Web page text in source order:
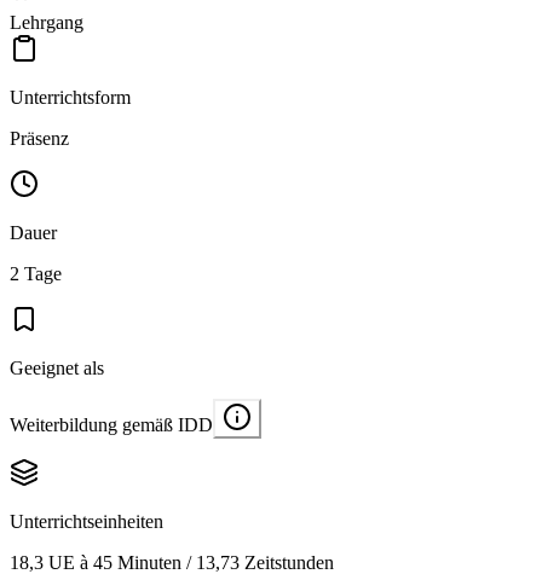
Lehrgang
Unterrichtsform
Präsenz
Dauer
2 Tage
Geeignet als
Weiterbildung gemäß IDD
Unterrichtseinheiten
18,3 UE à 45 Minuten / 13,73 Zeitstunden